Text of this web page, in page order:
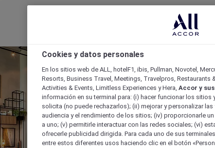
Cookies y datos personales
En los sitios web de ALL, hotelF1, ibis, Pullman, Novotel,
Resorts, Business Travel, Meetings, Travelpros, Restaurants
Activities & Events, Limitless Experiences y Hera, Accor y
información en su terminal para: (i) hacer funcionar los
solicita (no puede rechazarlos); (ii) mejorar y personalizar
audiencia y el rendimiento de los sitios; (iv) proporcionarle
a uno; (v) permitirle interactuar con las redes sociales; (vi)
ofrecerle publicidad dirigida. Para cada uno de sus
entre estos diferentes usos haciendo clic en el botón